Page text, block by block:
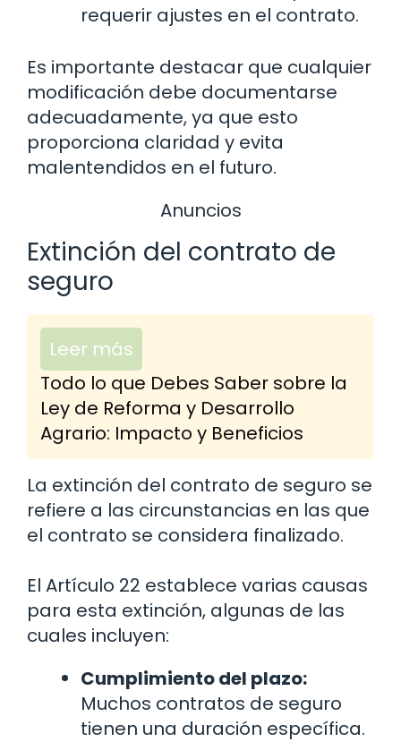
requerir ajustes en el contrato.
Es importante destacar que cualquier
modificación debe documentarse
adecuadamente, ya que esto
proporciona claridad y evita
malentendidos en el futuro.
Anuncios
Extinción del contrato de
seguro
Leer más
Todo lo que Debes Saber sobre la
Ley de Reforma y Desarrollo
Agrario: Impacto y Beneficios
La extinción del contrato de seguro se
refiere a las circunstancias en las que
el contrato se considera finalizado.
El Artículo 22 establece varias causas
para esta extinción, algunas de las
cuales incluyen:
Cumplimiento del plazo:
Muchos contratos de seguro
tienen una duración específica.